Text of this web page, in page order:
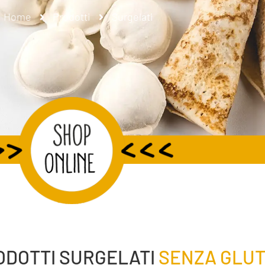
Home Prodotti Surgelati
SURGELATI SENZA